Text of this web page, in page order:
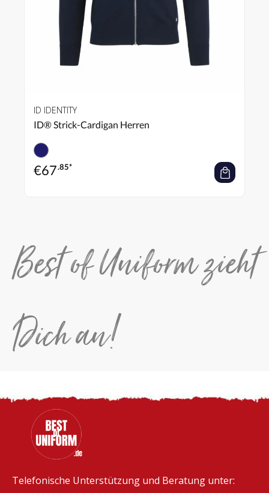
ID IDENTITY
ID® Strick-Cardigan Herren
€67.85*
Best of Uniform zieht
Dich an!
Telefonische Unterstützung und Beratung unter: